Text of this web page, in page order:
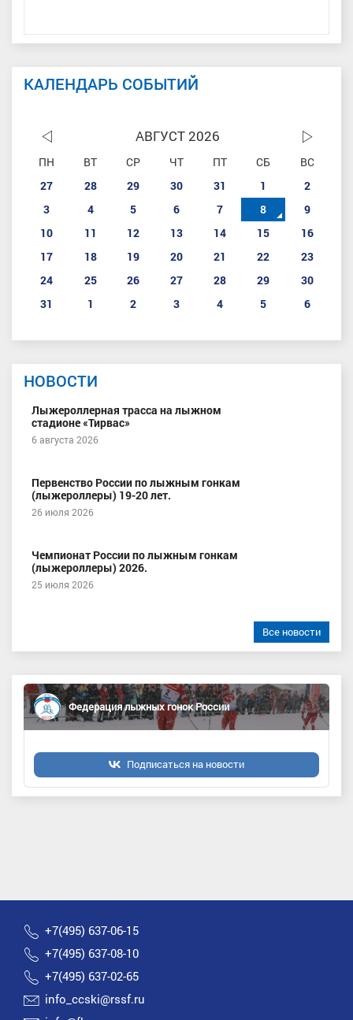
КАЛЕНДАРЬ СОБЫТИЙ
АВГУСТ 2026
ПН ВТ СР ЧТ ПТ СБ
ВС
27
28 29 30 31 1
2
3
4 5 6 7 8
9
10
11 12 13 14 15
16
17
18 19 20 21 22
23
24
25 26 27 28 29
30
31
1 2 3 4 5 6
НОВОСТИ
Лыжероллерная трасса на лыжном
стадионе «Тирвас»
6 августа 2026
Первенство России по лыжным гонкам
(лыжероллеры) 19-20 лет.
26 июля 2026
Чемпионат России по лыжным гонкам
(лыжероллеры) 2026.
25 июля 2026
Все новости
Федерация лыжных гонок России
Подписаться на новости
+7(495) 637-06-15
+7(495) 637-08-10
+7(495) 637-02-65
info_ccski@rssf.ru